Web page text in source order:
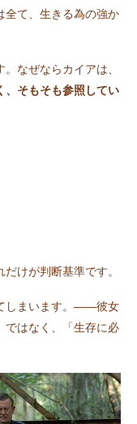
全て、生きる為の強か
なぜならカイアは、
、そもそも参照してい
けが判断基準です。
しまいます。――彼女
ではなく、「生存に必